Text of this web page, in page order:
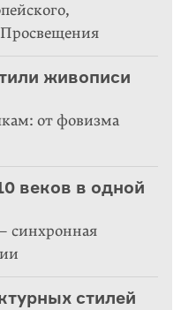
Просвещения
живописи
от фовизма
веков в одной
синхронная
стилей